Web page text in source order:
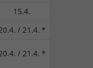
15.4.
/ 21.4. *
/ 21.4. *